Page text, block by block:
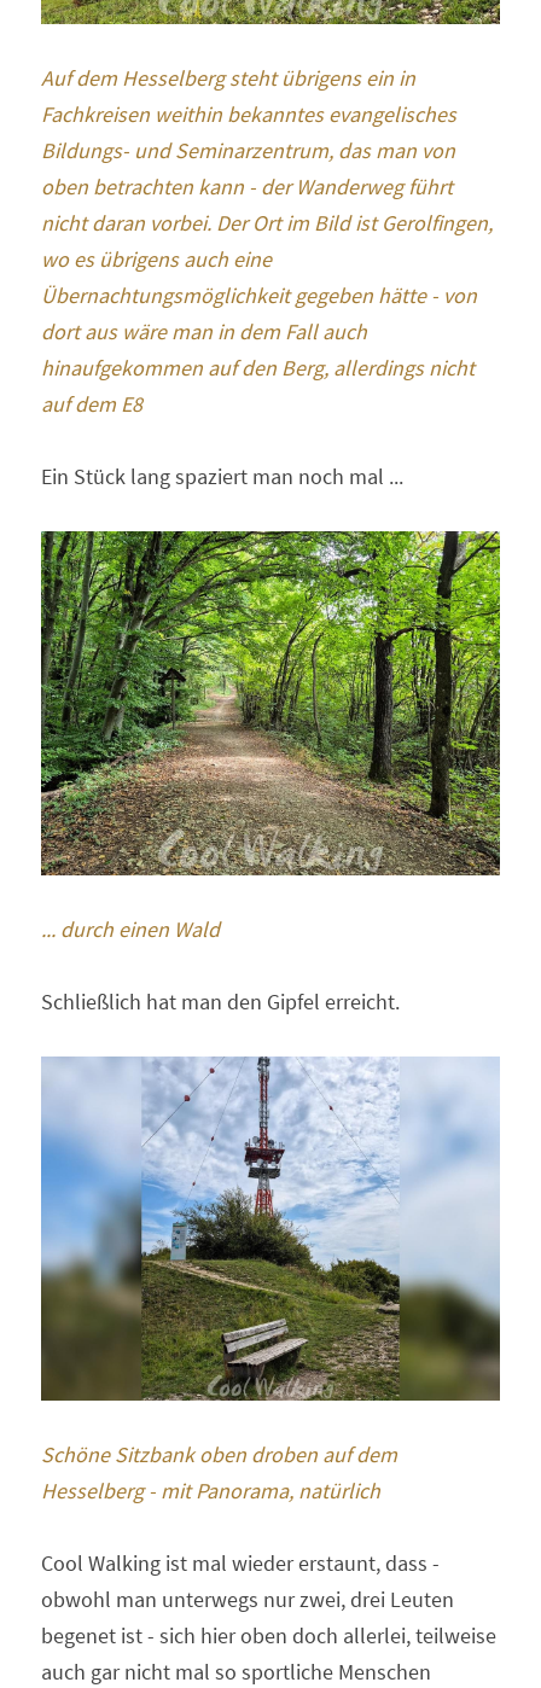
Auf dem Hesselberg steht übrigens ein in
Fachkreisen weithin bekanntes evangelisches
Bildungs- und Seminarzentrum, das man von
oben betrachten kann - der Wanderweg führt
nicht daran vorbei. Der Ort im Bild ist Gerolfingen,
wo es übrigens auch eine
Übernachtungsmöglichkeit gegeben hätte - von
dort aus wäre man in dem Fall auch
hinaufgekommen auf den Berg, allerdings nicht
auf dem E8
Ein Stück lang spaziert man noch mal ...
... durch einen Wald
Schließlich hat man den Gipfel erreicht.
Schöne Sitzbank oben droben auf dem
Hesselberg - mit Panorama, natürlich
Cool Walking ist mal wieder erstaunt, dass -
obwohl man unterwegs nur zwei, drei Leuten
begenet ist - sich hier oben doch allerlei, teilweise
auch gar nicht mal so sportliche Menschen